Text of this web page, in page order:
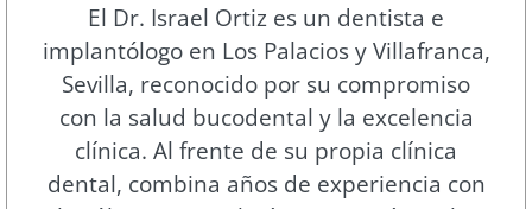
El Dr. Israel Ortiz es un dentista e
implantólogo en Los Palacios y Villafranca,
Sevilla, reconocido por su compromiso
con la salud bucodental y la excelencia
clínica. Al frente de su propia clínica
dental, combina años de experiencia con